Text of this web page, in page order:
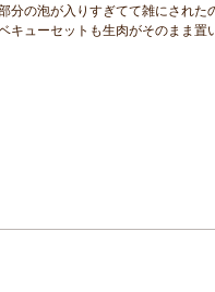
分の泡が入りすぎてて雑にされ
キューセットも生肉がそのまま置